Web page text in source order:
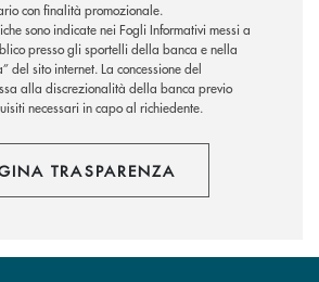
con finalità promozionale.
sono indicate nei Fogli Informativi messi a
presso gli sportelli della banca e nella
del sito internet.La concessione del
alla discrezionalità della banca previo
necessari in capo al richiedente.
TRASPARENZA